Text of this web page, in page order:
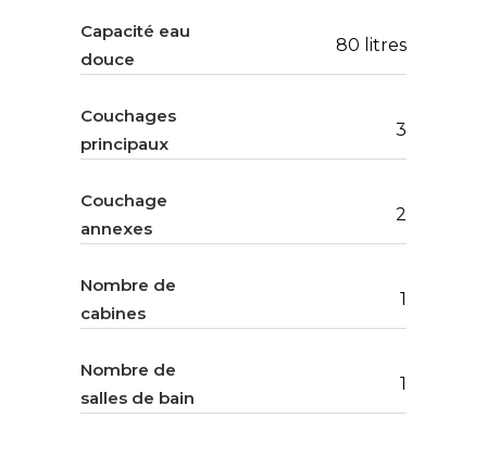
Capacité eau
douce
80 litres
Couchages
principaux
3
Couchage
annexes
2
Nombre de
cabines
1
Nombre de
salles de bain
1